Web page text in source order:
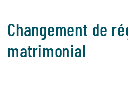
Changement de
matrimonial